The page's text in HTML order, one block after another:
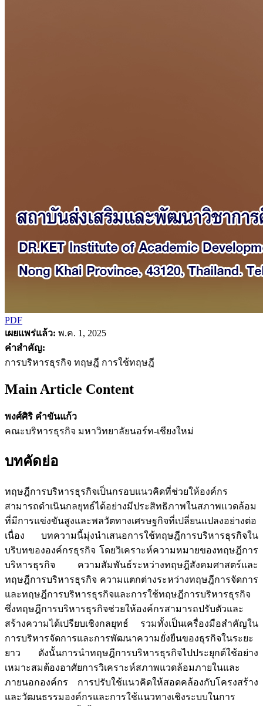
PDF
เผยแพร่แล้ว: พ.ค. 1, 2025
คำสำคัญ:
การบริหารธุรกิจ ทฤษฎี การใช้ทฤษฎี
Main Article Content
พงศ์ศิริ คำขันแก้ว
คณะบริหารธุรกิจ มหาวิทยาลัยนอร์ท-เชียงใหม่
บทคัดย่อ
ทฤษฎีการบริหารธุรกิจเป็นกรอบแนวคิดที่ช่วยให้องค์กร
สามารถดำเนินกลยุทธ์ได้อย่างมีประสิทธิภาพในสภาพแวดล้อม
ที่มีการแข่งขันสูงและพลวัตทางเศรษฐกิจที่เปลี่ยนแปลงอย่างต่อ
เนื่อง บทความนี้มุ่งนำเสนอการใช้ทฤษฎีการบริหารธุรกิจใน
บริบทขององค์กรธุรกิจ โดยวิเคราะห์ความหมายของทฤษฎีการ
บริหารธุรกิจ ความสัมพันธ์ระหว่างทฤษฎีสังคมศาสตร์และ
ทฤษฎีการบริหารธุรกิจ ความแตกต่างระหว่างทฤษฎีการจัดการ
และทฤษฎีการบริหารธุรกิจและการใช้ทฤษฎีการบริหารธุรกิจ
ซึ่งทฤษฎีการบริหารธุรกิจช่วยให้องค์กรสามารถปรับตัวและ
สร้างความได้เปรียบเชิงกลยุทธ์ รวมทั้งเป็นเครื่องมือสำคัญใน
การบริหารจัดการและการพัฒนาความยั่งยืนของธุรกิจในระยะ
ยาว ดังนั้นการนำทฤษฎีการบริหารธุรกิจไปประยุกต์ใช้อย่าง
เหมาะสมต้องอาศัยการวิเคราะห์สภาพแวดล้อมภายในและ
ภายนอกองค์กร การปรับใช้แนวคิดให้สอดคล้องกับโครงสร้าง
และวัฒนธรรมองค์กรและการใช้แนวทางเชิงระบบในการ